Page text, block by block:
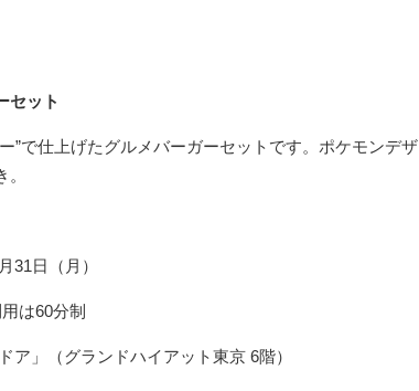
セット
”で仕上げたグルメバーガーセットです。ポケモンデザ
31日（月）
は60分制
ア」（グランドハイアット東京 6階）